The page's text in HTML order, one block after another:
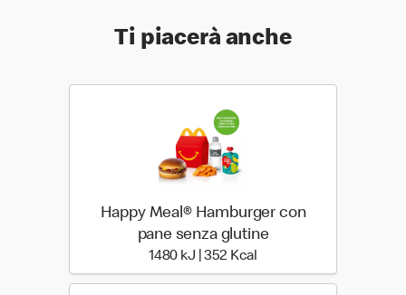
Ti piacerà anche
Happy Meal® Hamburger con
pane senza glutine
1480 kJ | 352 Kcal